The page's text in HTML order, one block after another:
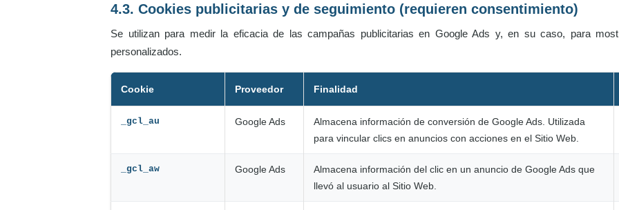
4.3. Cookies publicitarias y de seguimiento (requieren consentimiento)
Se utilizan para medir la eficacia de las campañas publicitarias en Google Ads y, en su caso, para
personalizados.
Cookie Proveedor Finalidad
_gcl_au Google Ads
Almacena información de conversión de Google Ads. Utilizada
para vincular clics en anuncios con acciones en el Sitio Web.
_gcl_aw Google Ads
Almacena información del clic en un anuncio de Google Ads que
llevó al usuario al Sitio Web.